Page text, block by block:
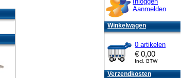
Aanmelden
Winkelwagen
0 artikelen
€ 0,00
Incl. BTW
Verzendkosten